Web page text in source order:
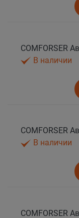
В наличии
В наличии